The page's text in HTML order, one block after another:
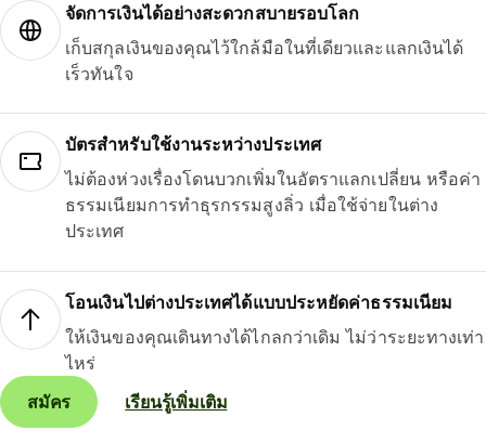
จัดการเงินได้อย่างสะดวกสบายรอบโลก
เก็บสกุลเงินของคุณไว้ใกล้มือในที่เดียวและแลกเงินได้
เร็วทันใจ
บัตรสำหรับใช้งานระหว่างประเทศ
ไม่ต้องห่วงเรื่องโดนบวกเพิ่มในอัตราแลกเปลี่ยน หรือค่า
ธรรมเนียมการทำธุรกรรมสูงลิ่ว เมื่อใช้จ่ายในต่าง
ประเทศ
โอนเงินไปต่างประเทศได้แบบประหยัดค่าธรรมเนียม
ให้เงินของคุณเดินทางได้ไกลกว่าเดิม ไม่ว่าระยะทางเท่า
ไหร่
สมัคร
เรียนรู้เพิ่มเติม